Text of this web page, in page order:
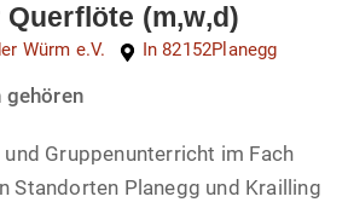
(m,w,d)
Würm e.V. In 82152Planegg
gehören
Gruppenunterricht im Fach
Standorten Planegg und Krailling